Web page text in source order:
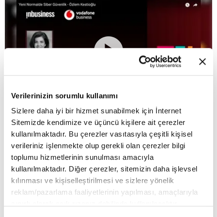
Verilerinizin sorumlu kullanımı
Sizlere daha iyi bir hizmet sunabilmek için İnternet
Sitemizde kendimize ve üçüncü kişilere ait çerezler
kullanılmaktadır. Bu çerezler vasıtasıyla çeşitli kişisel
verileriniz işlenmekte olup gerekli olan çerezler bilgi
toplumu hizmetlerinin sunulması amacıyla
kullanılmaktadır. Diğer çerezler, sitemizin daha işlevsel
kılınması ve kişiselleştirilmesi ve sizlere yönelik
reklam/pazarlama faaliyetlerinin yapılması, amaçlarıyla
Future of Technology webinar serisi “Yeni
Normalde Siber Güvenlik” webinarı: Açılış
Konuşması - Özlem Kestioğlu
Video / Podcast 6 Temmuz 2022